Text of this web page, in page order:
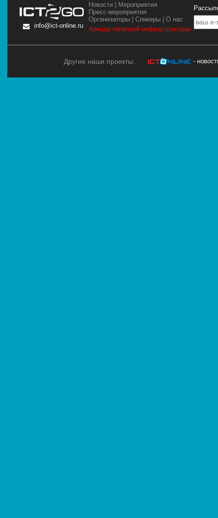
info@ict-online.ru
Новости | Мероприятия
Пресс-мероприятия
Организаторы |Спикеры |О нас
Аренда облачной инфраструктуры
Другие наши проекты: -